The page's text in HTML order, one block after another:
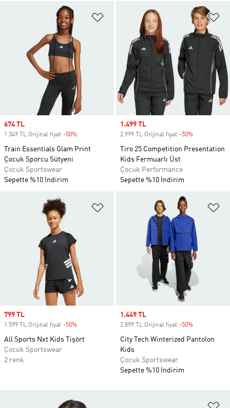
Favori Listesine Ekle
Sale price
674 TL
1.349 TL Orijinal fiyat -50%
Train Essentials Glam Print
Çocuk Sporcu Sütyeni
Çocuk Sportswear
Sepette %10 İndirim
Sale price
1.499 TL
2.999 TL Orijinal fiyat -50%
Tiro 25 Competition Presentation
Kids Fermuarlı Üst
Çocuk Performance
Sepette %10 İndirim
Favori Listesine Ekle
Sale price
799 TL
1.599 TL Orijinal fiyat -50%
All Sports Nxt Kids Tişört
Çocuk Sportswear
2 renk
Sale price
1.449 TL
2.899 TL Orijinal fiyat -50%
City Tech Winterized Pantolon
Kids
Çocuk Sportswear
Sepette %10 İndirim